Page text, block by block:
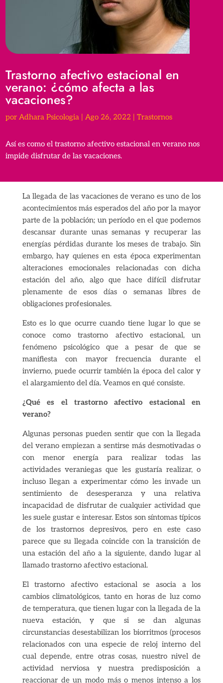
Trastorno afectivo estacional en
verano: ¿cómo afecta a las
vacaciones?
por Adhara Psicologia | Ago 26, 2022 |Trastornos
Así es como el trastorno afectivo estacional en verano nos
impide disfrutar de las vacaciones.
La llegada de las vacaciones de verano es uno de los
acontecimientos más esperados del año por la mayor
parte de la población; un período en el que podemos
descansar durante unas semanas y recuperar las
energías pérdidas durante los meses de trabajo. Sin
embargo, hay quienes en esta época experimentan
alteraciones emocionales relacionadas con dicha
estación del año, algo que hace difícil disfrutar
plenamente de esos días o semanas libres de
obligaciones profesionales.
Esto es lo que ocurre cuando tiene lugar lo que se
conoce como trastorno afectivo estacional, un
fenómeno psicológico que a pesar de que se
manifiesta con mayor frecuencia durante el
invierno, puede ocurrir también la época del calor y
el alargamiento del día. Veamos en qué consiste.
¿Qué es el trastorno afectivo estacional en
verano?
Algunas personas pueden sentir que con la llegada
del verano empiezan a sentirse más desmotivadas o
con menor energía para realizar todas las
actividades veraniegas que les gustaría realizar, o
incluso llegan a experimentar cómo les invade un
sentimiento de desesperanza y una relativa
incapacidad de disfrutar de cualquier actividad que
les suele gustar e interesar. Estos son síntomas típicos
de los trastornos depresivos, pero en este caso
parece que su llegada coincide con la transición de
una estación del año a la siguiente, dando lugar al
llamado trastorno afectivo estacional.
El trastorno afectivo estacional se asocia a los
cambios climatológicos, tanto en horas de luz como
de temperatura, que tienen lugar con la llegada de la
nueva estación, y que si se dan algunas
circunstancias desestabilizan los biorritmos (procesos
relacionados con una especie de reloj interno del
cual depende, entre otras cosas, nuestro nivel de
actividad nerviosa y nuestra predisposición a
reaccionar de un modo más o menos intenso a los